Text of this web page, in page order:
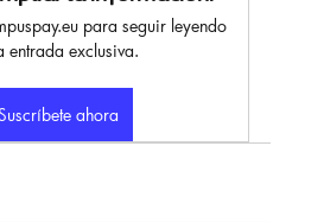
para seguir leyendo
entrada exclusiva.
Suscríbete ahora